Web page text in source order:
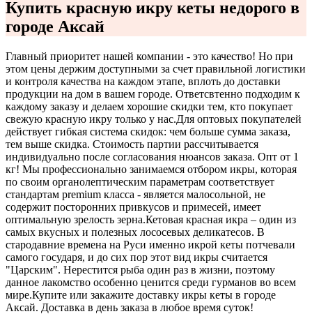
Купить красную икру кеты недорого в
городе Аксай
Главный приоритет нашей компании - это качество! Но при
этом цены держим доступными за счет правильной логистики
и контроля качества на каждом этапе, вплоть до доставки
продукции на дом в вашем городе. Ответсвтенно подходим к
каждому заказу и делаем хорошие скидки тем, кто покупает
свежую красную икру только у нас.Для оптовых покупателей
действует гибкая система скидок: чем больше сумма заказа,
тем выше скидка. Стоимость партии рассчитывается
индивидуально после согласования нюансов заказа. Опт от 1
кг! Мы профессионально занимаемся отбором икры, которая
по своим органолептическим параметрам соответствует
стандартам premium класса - является малосольной, не
содержит посторонних привкусов и примесей, имеет
оптимальную зрелость зерна.Кетовая красная икра – один из
самых вкусных и полезных лососевых деликатесов. В
стародавние времена на Руси именно икрой кеты потчевали
самого государя, и до сих пор этот вид икры считается
"Царским". Нерестится рыба один раз в жизни, поэтому
данное лакомство особенно ценится среди гурманов во всем
мире.Купите или закажите доставку икры кеты в городе
Аксай. Доставка в день заказа в любое время суток!